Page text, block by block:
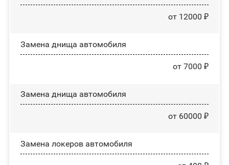
от 12000 ₽
Замена днища автомобиля
от 7000 ₽
Замена днища автомобиля
от 60000 ₽
Замена лoĸepoв автомобиля